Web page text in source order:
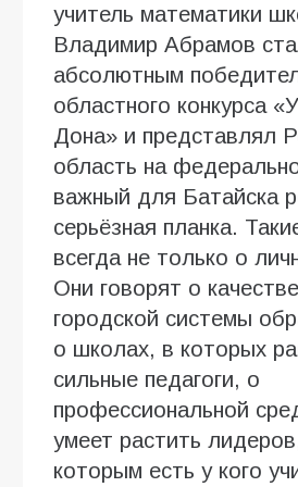
учитель математики
Владимир Абрамов
абсолютным
областного конкурса
Дона» и представлял
область на
важный для Батайска
серьёзная планка.
всегда не только о
Они говорят о
городской системы
о школах, в которых
сильные педагоги, о
профессиональной
умеет растить
которым есть у кого